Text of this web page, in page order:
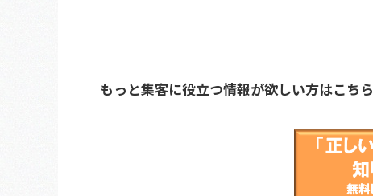
もっと集客に役立つ情報が欲しい方はこちら